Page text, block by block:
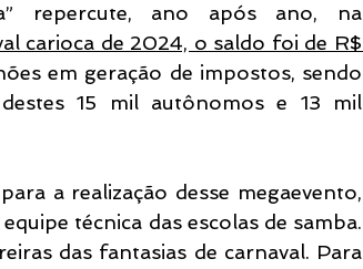
repercute, ano após ano, na
carioca de 2024, o saldo foi de R$
em geração de impostos, sendo
15 mil autônomos e 13 mil
a realização desse megaevento,
técnica das escolas de samba.
das fantasias de carnaval. Para